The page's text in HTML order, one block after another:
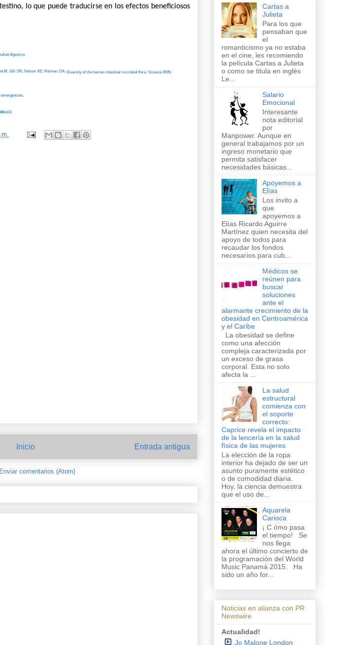
lo que puede traducirse en los efectos beneficiosos
digestiva
M, Gill SR, Nelson KE, Relman DA. Diversity of the human intestinal microbial flora. Science 2005;
m.
Entrada antigua
Inicio
Enviar comentarios (Atom)
Cartas a
Julieta
Para los que
pensaban que
el
romanticismo ya no estaba
en el cine, les recomiendo
la película Cartas a Julieta
o como se titula en inglés
Le...
Salario
Emocional
Interesante
nota editorial
por
Manpower. Aunque en
general trabajamos por un
ingreso monetario que
permita satisfacer
necesidades básicas...
Apoyemos a
Elías
Los invito a
que
apoyemos a
Elías Ricardo Aguirre
Martínez quien necesita del
apoyo de todos para
recaudar los fondos
necesarios para cub...
Médicos se
reúnen para
buscar
soluciones
ante el
alarmante crecimiento de la
obesidad en Centroamérica
y el Caribe
La obesidad se define
como una afección
compleja caracterizada por
un exceso de grasa
corporal. Esta no solo
afecta la ...
La salud
estructural
comienza con
el soporte
correcto:
Caprice revela el impacto
de la lencería en la salud
física de las mujeres
La elección de la ropa
interior ha dejado de ser un
asunto puramente estético
o de comodidad diaria.
Hoy, la ciencia demuestra
que el uso de...
Aquarela
Carioca
¡ C ómo pasa
el tiempo! Se
nos llega
ahora el último concierto de
la programación del World
Music Panamá 2015. Ha
sido un año for...
Noticias en alianza con PR
Newswire
Actualidad!
Jo Malone London